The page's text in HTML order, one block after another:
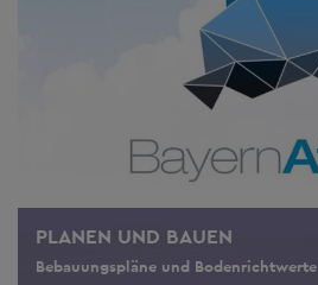
PLANEN UND BAUEN
Bebauungspläne und Bodenrichtwerte